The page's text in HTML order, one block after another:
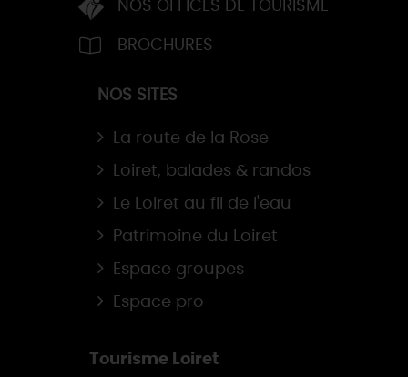
NOS OFFICES DE TOURISME
BROCHURES
NOS SITES
La route de la Rose
Loiret, balades & randos
Le Loiret au fil de l'eau
Patrimoine du Loiret
Espace groupes
Espace pro
Tourisme Loiret